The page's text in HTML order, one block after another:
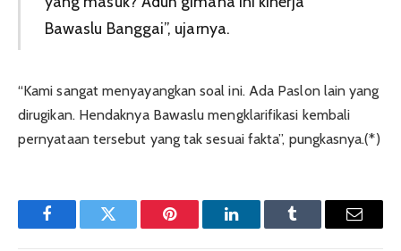
Bawaslu Banggai”, ujarnya.
“Kami sangat menyayangkan soal ini. Ada Paslon lain yang
dirugikan. Hendaknya Bawaslu mengklarifikasi kembali
pernyataan tersebut yang tak sesuai fakta”, pungkasnya.(*)
FacebookTwitter Pinterest LinkedInTumblr Email